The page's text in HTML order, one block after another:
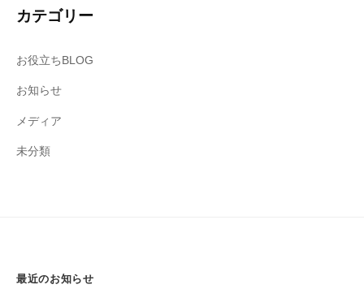
カテゴリー
お役立ちBLOG
お知らせ
メディア
未分類
最近のお知らせ